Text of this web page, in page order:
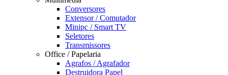
Conversores
Extensor / Comutador
Minipc / Smart TV
Seletores
Transmissores
Office / Papelaria
Agrafos / Agrafador
Destruidora Papel